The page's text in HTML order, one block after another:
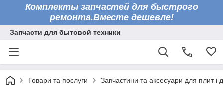
Комплекты запчастей для быстрого
ремонта.Вместе дешевле!
Запчасти для бытовой техники
Товари та послуги Запчастини та аксесуари для плит і